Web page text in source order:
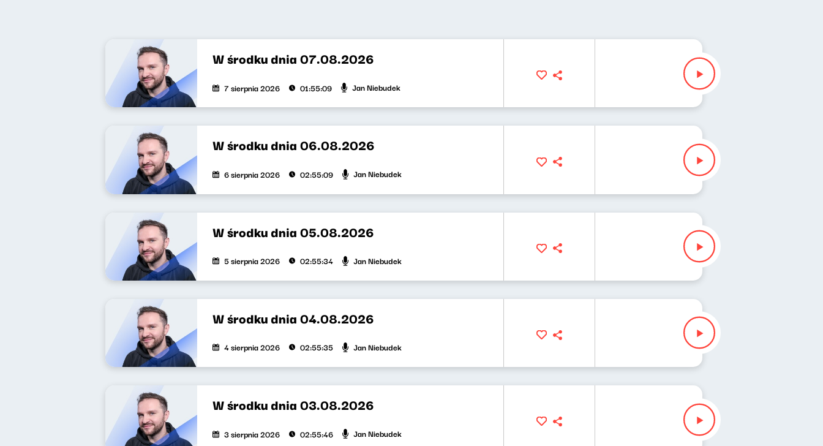
W środku dnia 07.08.2026
7 sierpnia 2026 01:55:09 Jan Niebudek
W środku dnia 06.08.2026
6 sierpnia 2026 02:55:09 Jan Niebudek
W środku dnia 05.08.2026
5 sierpnia 2026 02:55:34 Jan Niebudek
W środku dnia 04.08.2026
4 sierpnia 2026 02:55:35 Jan Niebudek
W środku dnia 03.08.2026
3 sierpnia 2026 02:55:46 Jan Niebudek